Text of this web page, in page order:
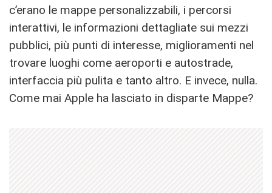
c’erano le mappe personalizzabili, i percorsi
interattivi, le informazioni dettagliate sui mezzi
pubblici, più punti di interesse, miglioramenti nel
trovare luoghi come aeroporti e autostrade,
interfaccia più pulita e tanto altro. E invece, nulla.
Come mai Apple ha lasciato in disparte Mappe?